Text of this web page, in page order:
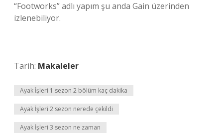
“Footworks” adlı yapım şu anda Gain üzerinden
izlenebiliyor.
Tarih: Makaleler
Ayak İşleri 1 sezon 2 bölüm kaç dakika
Ayak İşleri 2 sezon nerede çekildi
Ayak İşleri 3 sezon ne zaman